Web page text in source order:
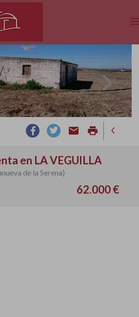
email print
en LA VEGUILLA
de la Serena)
62.000 €